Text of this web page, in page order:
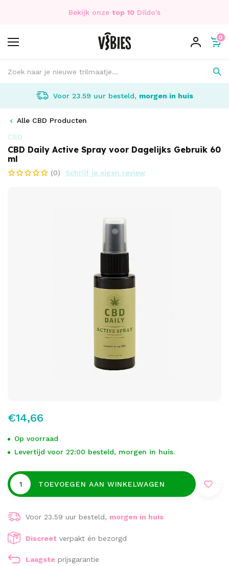
Bekijk onze top 10 Dildo's
0
Voor 23.59 uur besteld, morgen in huis
Alle CBD Producten
CBD
CBD Daily Active Spray voor Dagelijks Gebruik 60
ml
(0) Schrijf je eigen review
€14,66
Op voorraad
Levertijd voor 22:00 besteld, morgen in huis.
TOEVOEGEN AAN WINKELWAGEN
Voor 23.59 uur besteld, morgen in huis
Discreet verpakt én bezorgd
Laagste prijsgarantie